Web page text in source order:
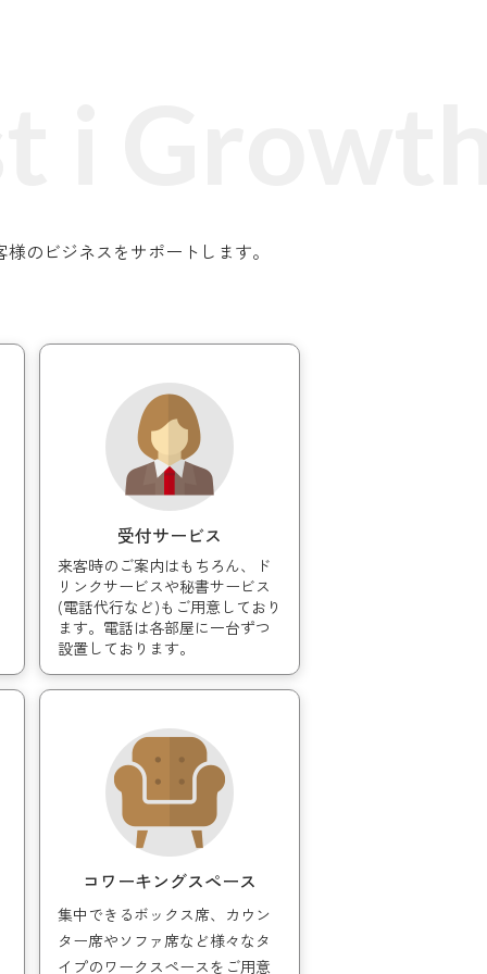
コニーも出入り自由
放的な空間でホッと一息
のビジネスをサポートします。
受付サービス
来客時のご案内はもちろん、ド
リンクサービスや秘書サービス
(電話代行など)もご用意しており
ます。電話は各部屋に一台ずつ
設置しております。
コワーキングスペース
集中できるボックス席、カウン
ター席やソファ席など様々なタ
イプのワークスペースをご用意